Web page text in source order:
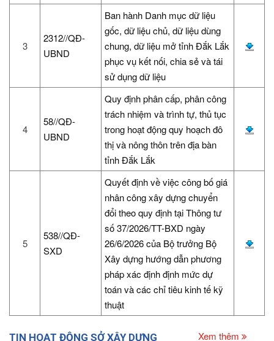
3
2312//QĐ-
UBND
Ban hành Danh mục dữ liệu
gốc, dữ liệu chủ, dữ liệu dùng
chung, dữ liệu mở tỉnh Đắk Lắk
phục vụ kết nối, chia sẻ và tái
sử dụng dữ liệu
4
58//QĐ-
UBND
Quy định phân cấp, phân công
trách nhiệm và trình tự, thủ tục
trong hoạt động quy hoạch đô
thị và nông thôn trên địa bàn
tỉnh Đắk Lắk
5
538//QĐ-
SXD
Quyết định về việc công bố giá
nhân công xây dựng chuyển
đổi theo quy định tại Thông tư
số 37/2026/TT-BXD ngày
26/6/2026 của Bộ trưởng Bộ
Xây dựng hướng dẫn phương
pháp xác định định mức dự
toán và các chỉ tiêu kinh tế kỹ
thuật
TIN HOẠT ĐỘNG SỞ XÂY DỰNG Xem thêm